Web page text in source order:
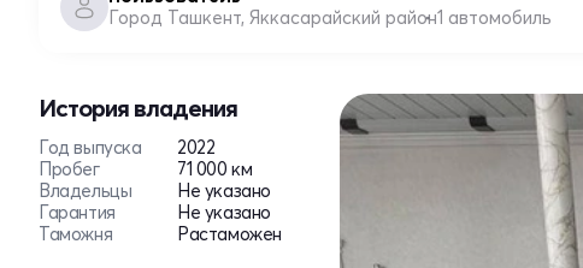
Город Ташкент, Яккасарайский район1 автомобиль
История владения
Год выпуска
2022
Пробег
71 000 км
Владельцы
Не указано
Гарантия
Не указано
Таможня
Растаможен